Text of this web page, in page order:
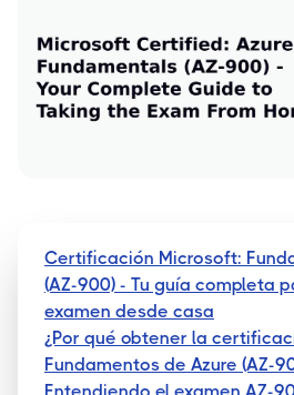
Certificación Microsoft:
(AZ-900) - Tu guía completa
examen desde casa
¿Por qué obtener la
Fundamentos de Azure (AZ-